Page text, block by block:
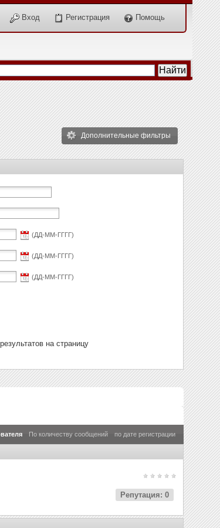
Вход Регистрация Помощь
Дополнительные фильтры
(ДД-ММ-ГГГГ)
(ДД-ММ-ГГГГ)
(ДД-ММ-ГГГГ)
результатов на страницу
По количеству сообщений по дате регистрации
Репутация: 0